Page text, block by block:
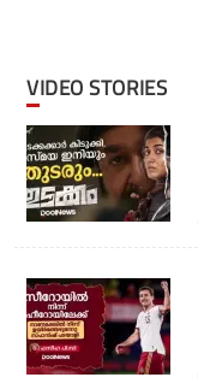
VIDEO STORIES